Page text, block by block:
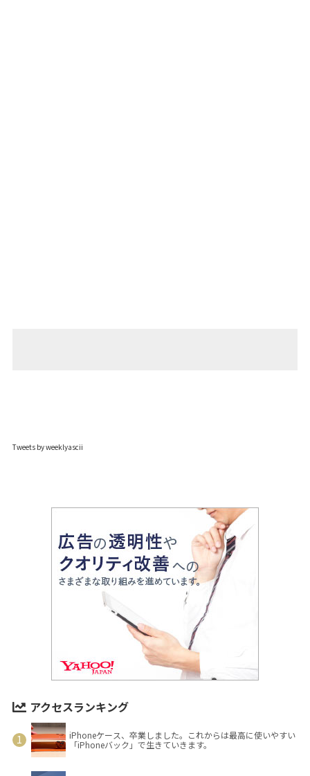
Tweets by weeklyascii
アクセスランキング
iPhoneケース、卒業しました。これからは最高に使いやすい
「iPhoneバック」で生きていきます。